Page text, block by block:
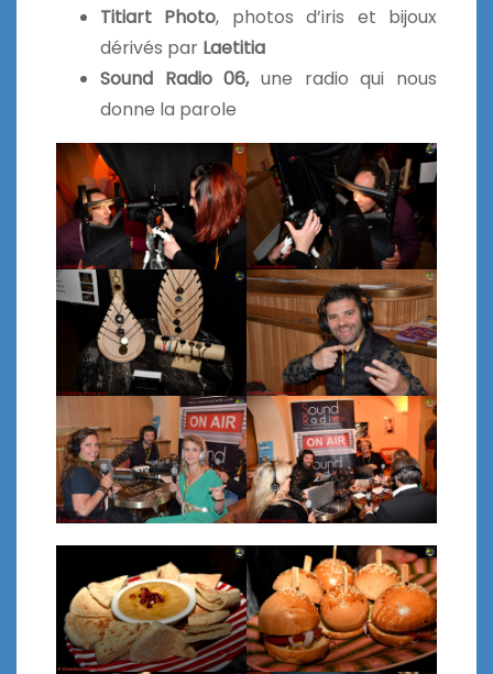
Titiart Photo, photos d’iris et bijoux
dérivés par Laetitia
Sound Radio 06, une radio qui nous
donne la parole